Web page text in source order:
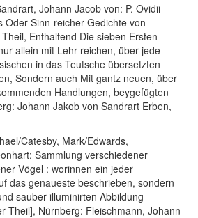
Johann Jacob von: P. Ovidii
Oder Sinn-reicher Gedichte von
Enthaltend Die sieben Ersten
allein mit Lehr-reichen, über jede
in das Teutsche übersetzten
Sondern auch Mit gantz neuen, über
Handlungen, beygefügten
Johann Jakob von Sandrart Erben,
/Catesby, Mark/Edwards,
: Sammlung verschiedener
Vögel : worinnen ein jeder
das genaueste beschrieben, sondern
sauber illuminirten Abbildung
Theil], Nürnberg: Fleischmann, Johann